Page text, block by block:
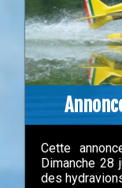
Cette
Dimanche 28
des